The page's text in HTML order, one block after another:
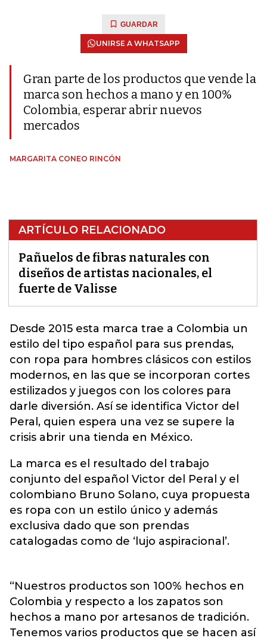
GUARDAR
UNIRSE A WHATSAPP
Gran parte de los productos que vende la
marca son hechos a mano y en 100%
Colombia, esperar abrir nuevos
mercados
MARGARITA CONEO RINCÓN
ARTÍCULO RELACIONADO
Pañuelos de fibras naturales con
diseños de artistas nacionales, el
fuerte de Valisse
Desde 2015 esta marca trae a Colombia un
estilo del tipo español para sus prendas,
con ropa para hombres clásicos con estilos
modernos, en las que se incorporan cortes
estilizados y juegos con los colores para
darle diversión. Así se identifica Victor del
Peral, quien espera una vez se supere la
crisis abrir una tienda en México.
La marca es el resultado del trabajo
conjunto del español Victor del Peral y el
colombiano Bruno Solano, cuya propuesta
es ropa con un estilo único y además
exclusiva dado que son prendas
catalogadas como de ‘lujo aspiracional’.
“Nuestros productos son 100% hechos en
Colombia y respecto a los zapatos son
hechos a mano por artesanos de tradición.
Tenemos varios productos que se hacen así